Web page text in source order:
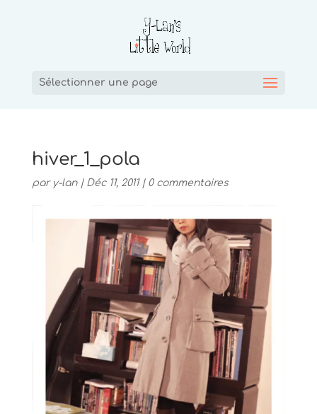
Sélectionner une page
hiver_1_pola
par y-lan| Déc 11, 2011| 0 commentaires